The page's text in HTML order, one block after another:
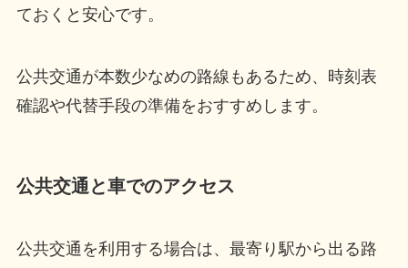
ておくと安心です。
公共交通が本数少なめの路線もあるため、時刻表
確認や代替手段の準備をおすすめします。
公共交通と車でのアクセス
公共交通を利用する場合は、最寄り駅から出る路